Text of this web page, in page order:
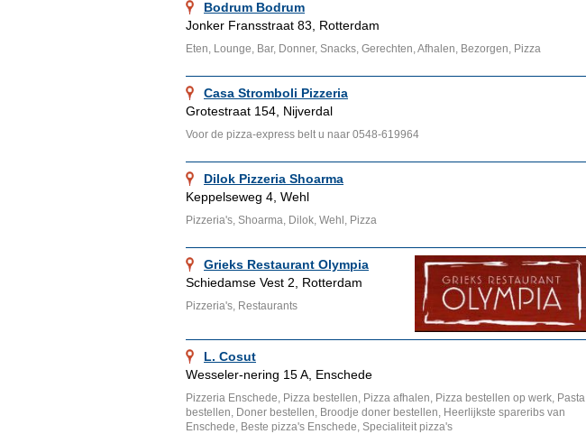
Bodrum Bodrum
Jonker Fransstraat 83, Rotterdam
Eten, Lounge, Bar, Donner, Snacks, Gerechten, Afhalen, Bezorgen, Pizza
Casa Stromboli Pizzeria
Grotestraat 154, Nijverdal
Voor de pizza-express belt u naar 0548-619964
Dilok Pizzeria Shoarma
Keppelseweg 4, Wehl
Pizzeria's, Shoarma, Dilok, Wehl, Pizza
Grieks Restaurant Olympia
Schiedamse Vest 2, Rotterdam
Pizzeria's, Restaurants
L. Cosut
Wesseler-nering 15 A, Enschede
Pizzeria Enschede, Pizza bestellen, Pizza afhalen, Pizza bestellen op werk, Pasta
bestellen, Doner bestellen, Broodje doner bestellen, Heerlijkste spareribs van
Enschede, Beste pizza's Enschede, Specialiteit pizza's